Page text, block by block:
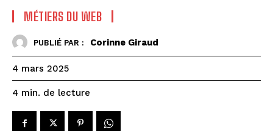
MÉTIERS DU WEB
PUBLIÉ PAR : Corinne Giraud
4 mars 2025
4 min. de lecture